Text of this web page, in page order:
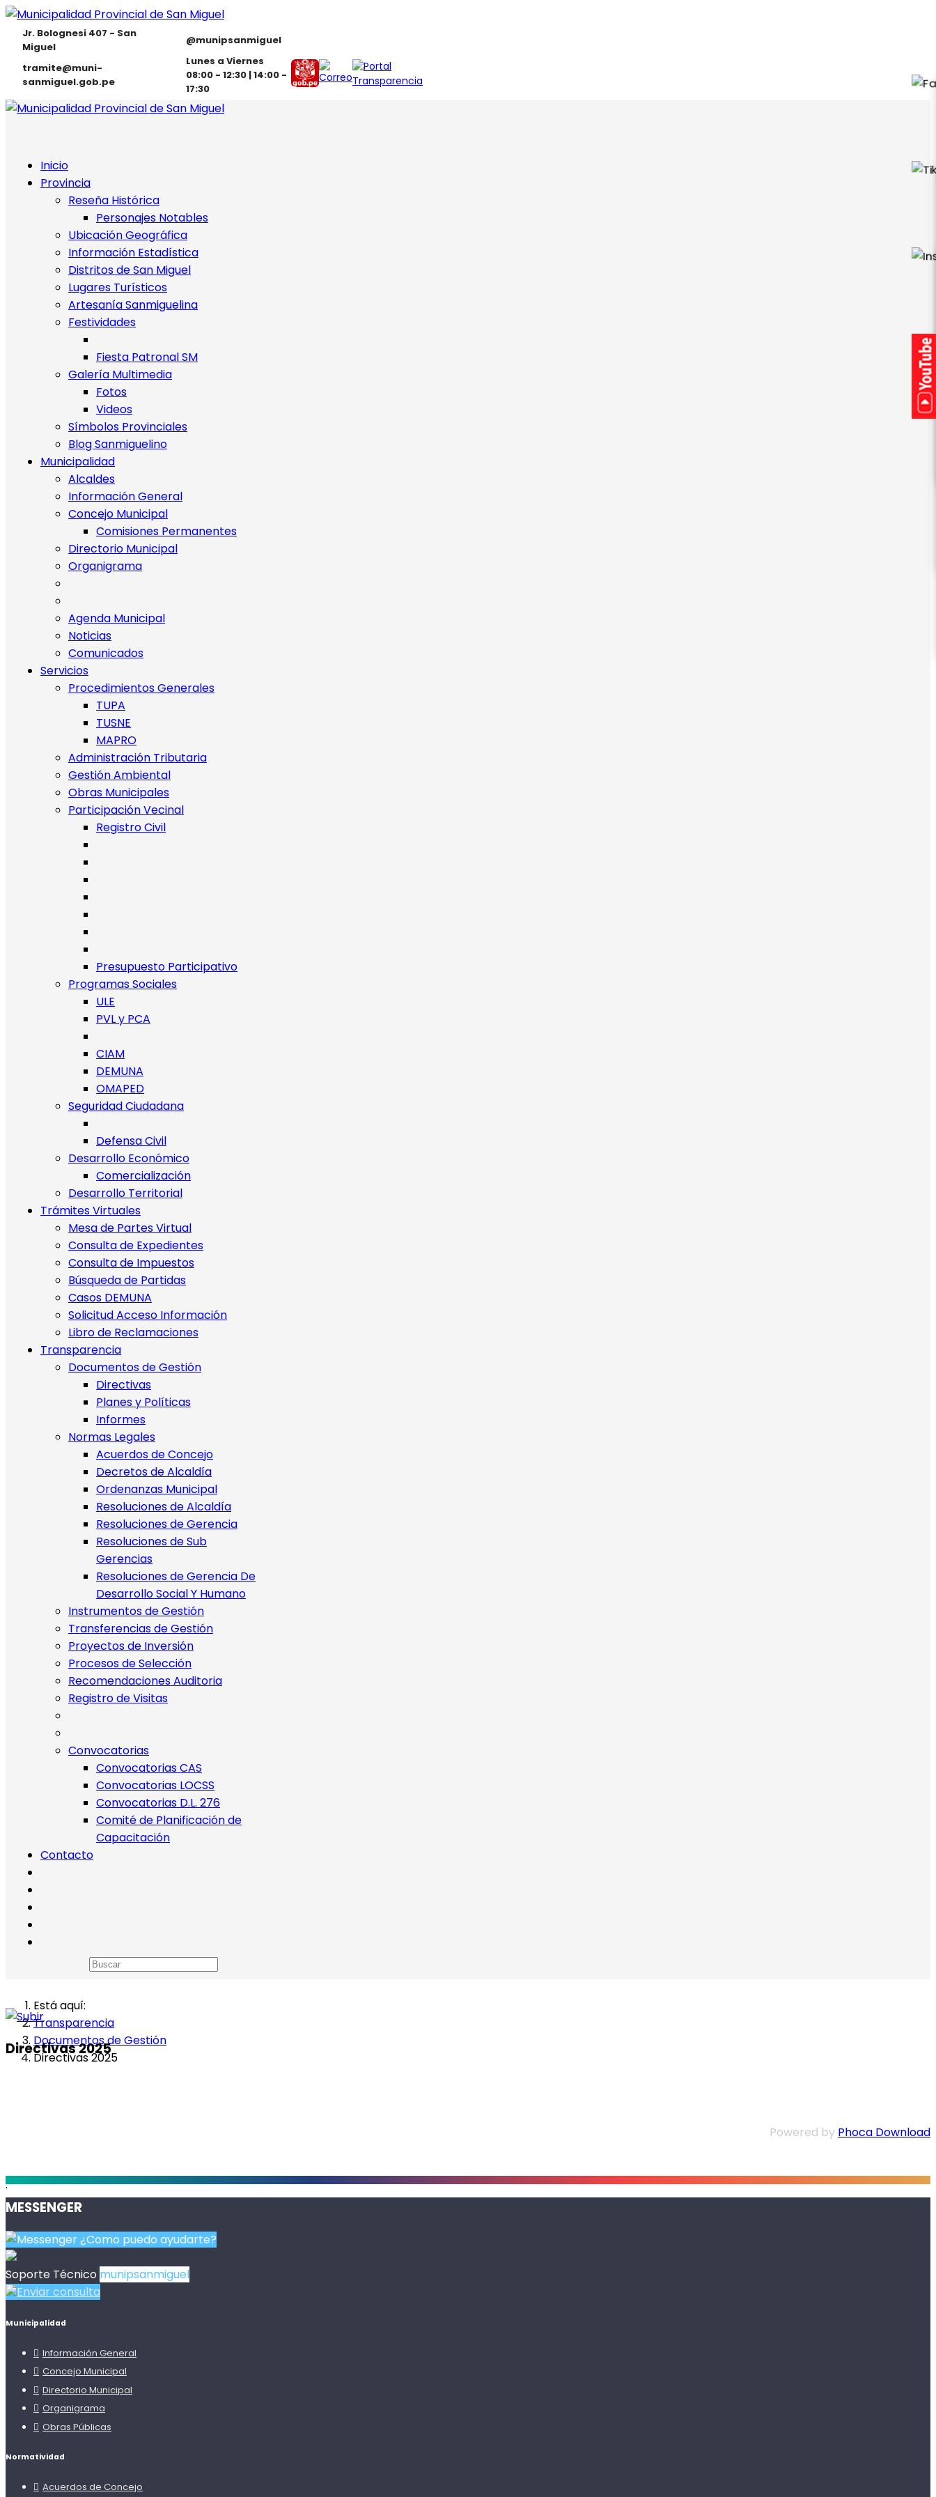
Jr. Bolognesi 407 - San
Miguel
@munipsanmiguel
tramite@muni-
sanmiguel.gob.pe
Lunes a Viernes
08:00 - 12:30 | 14:00 -
17:30
Inicio
Provincia
Reseña Histórica
Personajes Notables
Ubicación Geográfica
Información Estadística
Distritos de San Miguel
Lugares Turísticos
Artesanía Sanmiguelina
Festividades
Fiesta Patronal SM
Galería Multimedia
Fotos
Videos
Símbolos Provinciales
Blog Sanmiguelino
Municipalidad
Alcaldes
Información General
Concejo Municipal
Comisiones Permanentes
Directorio Municipal
Organigrama
Agenda Municipal
Noticias
Comunicados
Servicios
Procedimientos Generales
TUPA
TUSNE
MAPRO
Administración Tributaria
Gestión Ambiental
Obras Municipales
Participación Vecinal
Registro Civil
Presupuesto Participativo
Programas Sociales
ULE
PVL y PCA
CIAM
DEMUNA
OMAPED
Seguridad Ciudadana
Defensa Civil
Desarrollo Económico
Comercialización
Desarrollo Territorial
Trámites Virtuales
Mesa de Partes Virtual
Consulta de Expedientes
Consulta de Impuestos
Búsqueda de Partidas
Casos DEMUNA
Solicitud Acceso Información
Libro de Reclamaciones
Transparencia
Documentos de Gestión
Directivas
Planes y Políticas
Informes
Normas Legales
Acuerdos de Concejo
Decretos de Alcaldía
Ordenanzas Municipal
Resoluciones de Alcaldía
Resoluciones de Gerencia
Resoluciones de Sub
Gerencias
Resoluciones de Gerencia De
Desarrollo Social Y Humano
Instrumentos de Gestión
Transferencias de Gestión
Proyectos de Inversión
Procesos de Selección
Recomendaciones Auditoria
Registro de Visitas
Convocatorias
Convocatorias CAS
Convocatorias LOCSS
Convocatorias D.L. 276
Comité de Planificación de
Capacitación
Contacto
Está aquí:
Transparencia
Documentos de Gestión
Directivas 2025
Directivas 2025
Powered by Phoca Download
.
MESSENGER
¿Como puedo ayudarte?
Soporte Técnico munipsanmiguel
Enviar consulta
Municipalidad
Información General
Concejo Municipal
Directorio Municipal
Organigrama
Obras Públicas
Normatividad
Acuerdos de Concejo